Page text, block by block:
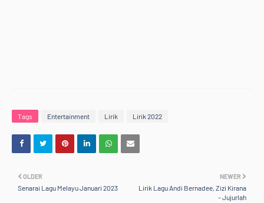
Tags Entertainment Lirik Lirik 2022
NEWER
Lirik Lagu Andi Bernadee, Zizi Kirana
- Jujurlah
OLDER
Senarai Lagu Melayu Januari 2023